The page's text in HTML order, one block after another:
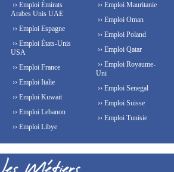
›› Emploi Émirats
Arabes Unis UAE
›› Emploi Espagne
›› Emploi États-Unis
USA
›› Emploi France
›› Emploi Italie
›› Emploi Kuwait
›› Emploi Lebanon
›› Emploi Libye
›› Emploi Mauritanie
›› Emploi Oman
›› Emploi Poland
›› Emploi Qatar
›› Emploi Royaume-
Uni
›› Emploi Senegal
›› Emploi Suisse
›› Emploi Tunisie